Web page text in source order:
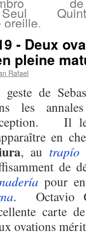
oreille.
- Deux
pleine
Rafael
geste de
les
Il le
en
, au trapío
de
pour
. Octavio
carte
ovations